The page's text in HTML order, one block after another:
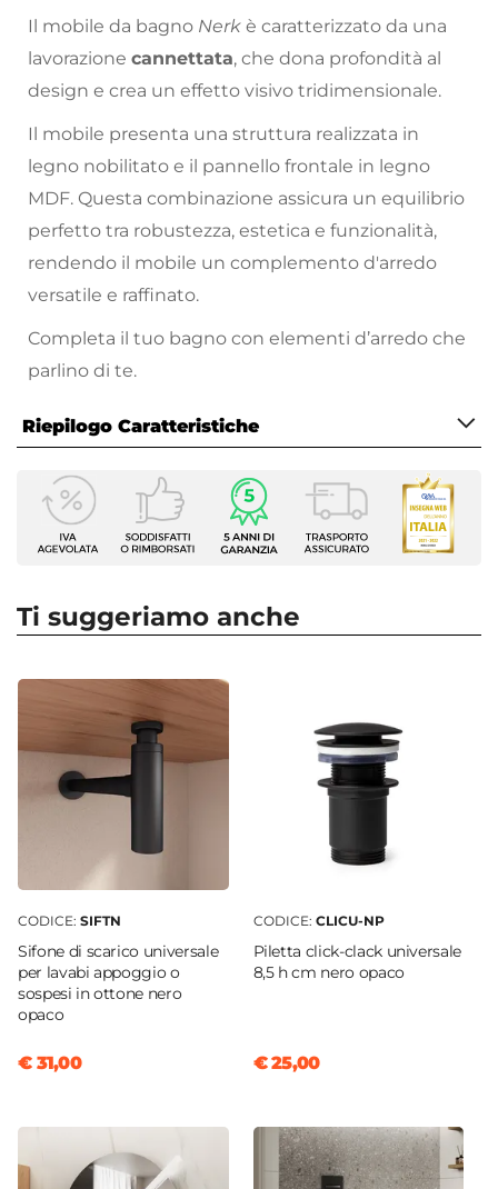
Il mobile da bagno Nerk è caratterizzato da una
lavorazione cannettata, che dona profondità al
design e crea un effetto visivo tridimensionale.
Il mobile presenta una struttura realizzata in
legno nobilitato e il pannello frontale in legno
MDF. Questa combinazione assicura un equilibrio
perfetto tra robustezza, estetica e funzionalità,
rendendo il mobile un complemento d'arredo
versatile e raffinato.
Completa il tuo bagno con elementi d’arredo che
parlino di te.
Riepilogo Caratteristiche
Caratteristiche Mobile
Larghezza
100 cm
Altezza
Struttura
Ante
Frontale
Sistema Di Apertura
Gola
Chiusura
Soft Close
Assemblato
Colore
Ti suggeriamo anche
CODICE: SIFTN
Sifone di scarico universale
per lavabi appoggio o
sospesi in ottone nero
opaco
€ 31,00
CODICE: CLICU-NP
Piletta click-clack universale
8,5 h cm nero opaco
€ 25,00